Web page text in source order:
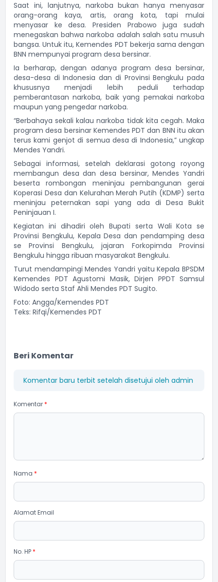
Saat ini, lanjutnya, narkoba bukan hanya menyasar
orang-orang kaya, artis, orang kota, tapi mulai
menyasar ke desa. Presiden Prabowo juga sudah
menegaskan bahwa narkoba adalah salah satu musuh
bangsa. Untuk itu, Kemendes PDT bekerja sama dengan
BNN mempunyai program desa bersinar.
Ia berharap, dengan adanya program desa bersinar,
desa-desa di Indonesia dan di Provinsi Bengkulu pada
khususnya menjadi lebih peduli terhadap
pemberantasan narkoba, baik yang pemakai narkoba
maupun yang pengedar narkoba.
“Berbahaya sekali kalau narkoba tidak kita cegah. Maka
program desa bersinar Kemendes PDT dan BNN itu akan
terus kami genjot di semua desa di Indonesia,” ungkap
Mendes Yandri.
Sebagai informasi, setelah deklarasi gotong royong
membangun desa dan desa bersinar, Mendes Yandri
beserta rombongan meninjau pembangunan gerai
Koperasi Desa dan Kelurahan Merah Putih (KDMP) serta
meninjau peternakan sapi yang ada di Desa Bukit
Peninjauan I.
Kegiatan ini dihadiri oleh Bupati serta Wali Kota se
Provinsi Bengkulu, Kepala Desa dan pendamping desa
se Provinsi Bengkulu, jajaran Forkopimda Provinsi
Bengkulu hingga ribuan masyarakat Bengkulu.
Turut mendampingi Mendes Yandri yaitu Kepala BPSDM
Kemendes PDT Agustomi Masik, Dirjen PPDT Samsul
Widodo serta Staf Ahli Mendes PDT Sugito.
Foto: Angga/Kemendes PDT
Teks: Rifqi/Kemendes PDT
Beri Komentar
Komentar baru terbit setelah disetujui oleh admin
Komentar *
Nama *
Alamat Email
No. HP *